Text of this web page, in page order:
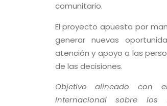
comunitario.
El proyecto apuesta por
generar nuevas
atención y apoyo a las
de las decisiones.
Objetivo alineado con
Internacional sobre los